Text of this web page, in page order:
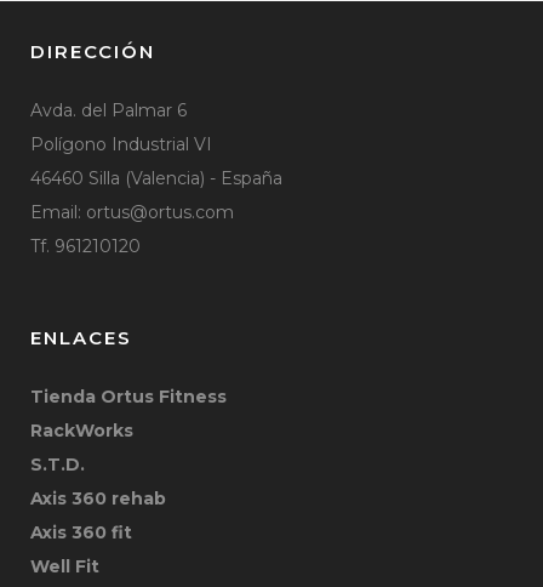
DIRECCIÓN
Avda. del Palmar 6
Polígono Industrial VI
46460 Silla (Valencia) - España
Email: ortus@ortus.com
Tf. 961210120
ENLACES
Tienda Ortus Fitness
RackWorks
S.T.D.
Axis 360 rehab
Axis 360 fit
Well Fit